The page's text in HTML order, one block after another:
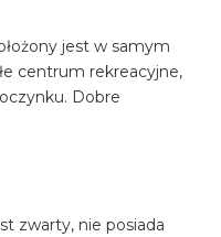
jest w samym
centrum rekreacyjne,
Dobre
zwarty, nie posiada